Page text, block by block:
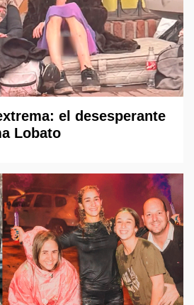
el desesperante
Lobato